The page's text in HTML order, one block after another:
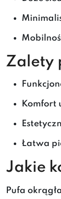
Zalety
Komfort
Łatwa
Jakie
Pufa